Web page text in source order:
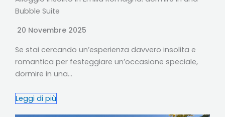
Bubble Suite
20 Novembre 2025
Se stai cercando un’esperienza davvero insolita e
romantica per festeggiare un’occasione speciale,
dormire in una…
Leggi di più